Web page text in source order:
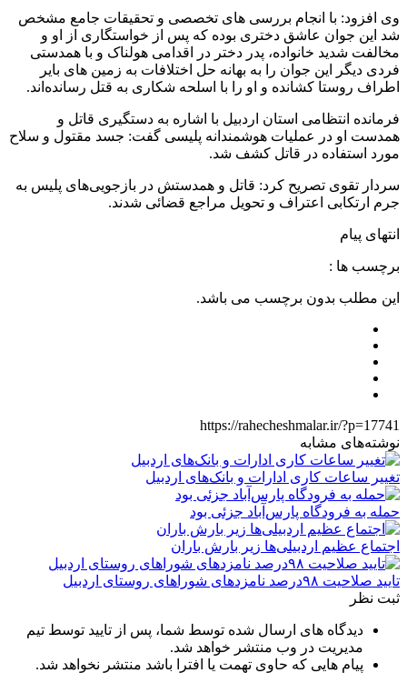
وی افزود: با انجام بررسی های تخصصی و تحقیقات جامع مشخص
شد این جوان عاشق دختری بوده که پس از خواستگاری از او و
مخالفت شدید خانواده، پدر دختر در اقدامی هولناک و با همدستی
فردی دیگر این جوان را به بهانه حل اختلافات به زمین های بایر
اطراف روستا کشانده و او را با اسلحه شکاری به قتل رسانده‌اند.
فرمانده انتظامی استان اردبیل با اشاره به دستگیری قاتل و
همدست او در عملیات هوشمندانه پلیسی گفت: جسد مقتول و سلاح
مورد استفاده در قاتل کشف شد.
سردار تقوی تصریح کرد: قاتل و همدستش در بازجویی‌های پلیس به
جرم ارتکابی اعتراف و تحویل مراجع قضائی شدند.
انتهای پیام
برچسب ها :
این مطلب بدون برچسب می باشد.
https://rahecheshmalar.ir/?p=17741
نوشته‌های مشابه
تغییر ساعات کاری ادارات و بانک‌های اردبیل
حمله به فرودگاه پارس‌‌آباد جزئی بود
اجتماع عظیم اردبیلی‌ها زیر بارش باران
تایید صلاحیت ۹۸درصد نامزدهای شوراهای روستای اردبیل
ثبت نظر
دیدگاه های ارسال شده توسط شما، پس از تایید توسط تیم
مدیریت در وب منتشر خواهد شد.
پیام هایی که حاوی تهمت یا افترا باشد منتشر نخواهد شد.